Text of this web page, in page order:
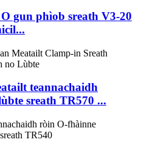
gun phìob sreath V3-20
teannachaidh
sreath TR570 ...